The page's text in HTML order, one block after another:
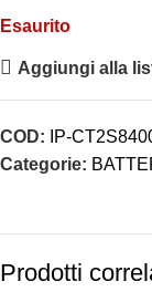
Esaurito
Aggiungi alla
COD:
IP-
Categorie:
Prodotti